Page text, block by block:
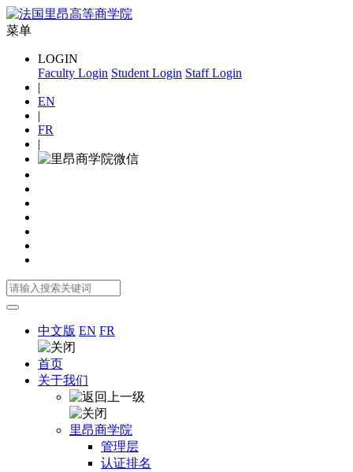
菜单
LOGIN
Faculty Login Student Login Staff Login
|
EN
|
FR
|
中文版 EN FR
首页
关于我们
里昂商学院
管理层
认证排名